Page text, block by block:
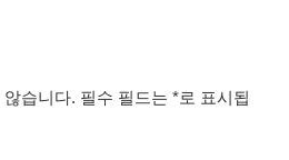
습니다. 필수 필드는 *로 표시됩